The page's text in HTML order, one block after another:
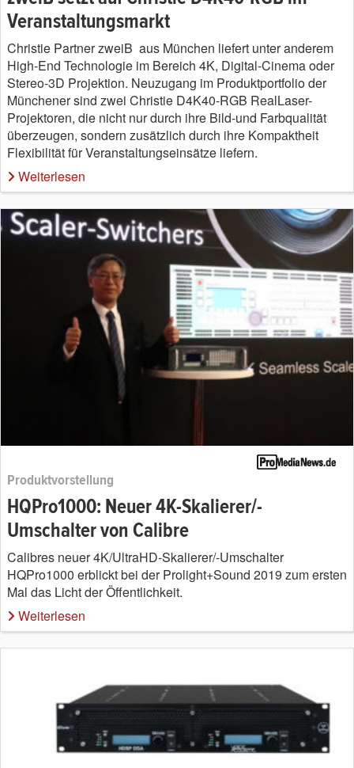
Veranstaltungsmarkt
Christie Partner zweiB aus München liefert unter anderem
High-End Technologie im Bereich 4K, Digital-Cinema oder
Stereo-3D Projektion. Neuzugang im Produktportfolio der
Münchener sind zwei Christie D4K40-RGB RealLaser-
Projektoren, die nicht nur durch ihre Bild-und Farbqualität
überzeugen, sondern zusätzlich durch ihre Kompaktheit
Flexibilität für Veranstaltungseinsätze liefern.
Weiterlesen
Produktvorstellung
HQPro1000: Neuer 4K-Skalierer/-
Umschalter von Calibre
Calibres neuer 4K/UltraHD-Skalierer/-Umschalter
HQPro1000 erblickt bei der Prolight+Sound 2019 zum ersten
Mal das Licht der Öffentlichkeit.
Weiterlesen